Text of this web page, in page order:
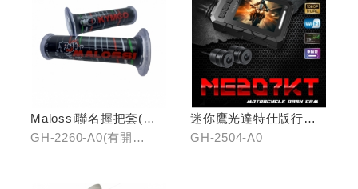
Malossi聯名握把套(有
開口)/(無開口)
GH-2260-A0(有開
迷你鷹光達特仕版行車
記錄器
GH-2504-A0